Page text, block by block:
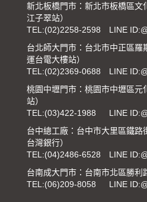
新北板橋門市：新北市板橋區文
江子翠站）
TEL:(02)2258-2598
LINE
台北師大門市：台北市中正區
運台電大樓站）
TEL:(02)2369-0688
LINE
桃園中壢門市：桃園市中壢區元
站）
TEL:(03)422-1988
LINE
台中總工廠：台中市大里區鐵
台灣銀行）
TEL:(04)2486-6528
LINE
台南成大門市：台南市北區勝利
TEL:(06)209-8058 LINE